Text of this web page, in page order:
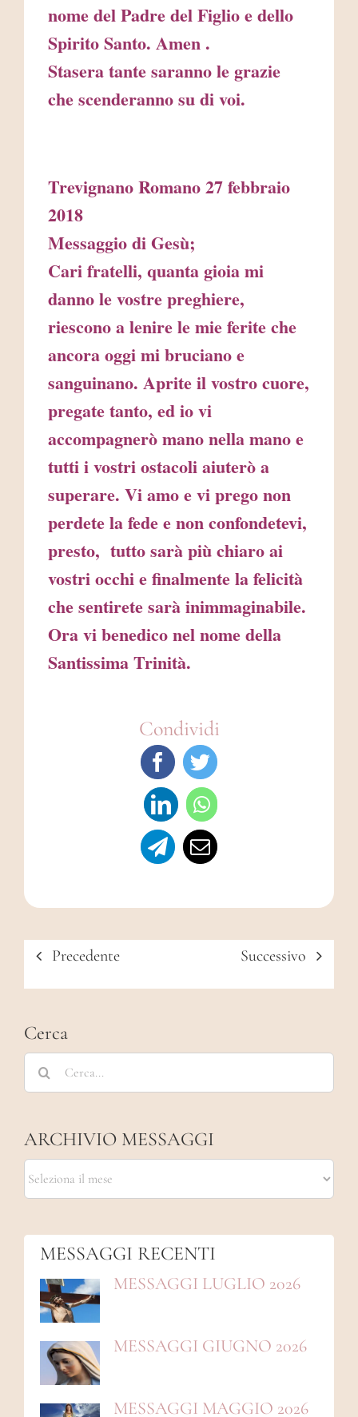
nome del Padre del Figlio e dello
Spirito Santo. Amen .
Stasera tante saranno le grazie
che scenderanno su di voi.
Trevignano Romano 27 febbraio
2018
Messaggio di Gesù;
Cari fratelli, quanta gioia mi
danno le vostre preghiere,
riescono a lenire le mie ferite che
ancora oggi mi bruciano e
sanguinano. Aprite il vostro cuore,
pregate tanto, ed io vi
accompagnerò mano nella mano e
tutti i vostri ostacoli aiuterò a
superare. Vi amo e vi prego non
perdete la fede e non confondetevi,
presto, tutto sarà più chiaro ai
vostri occhi e finalmente la felicità
che sentirete sarà inimmaginabile.
Ora vi benedico nel nome della
Santissima Trinità.
Condividi
Precedente Successivo
Cerca
Cerca
per:
ARCHIVIO MESSAGGI
ARCHIVIO
MESSAGGI
MESSAGGI RECENTI
MESSAGGI LUGLIO 2026
MESSAGGI GIUGNO 2026
MESSAGGI MAGGIO 2026